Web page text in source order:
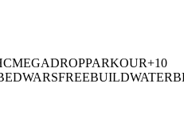
MEGADROPPARKOUR+10
FREEBUILD